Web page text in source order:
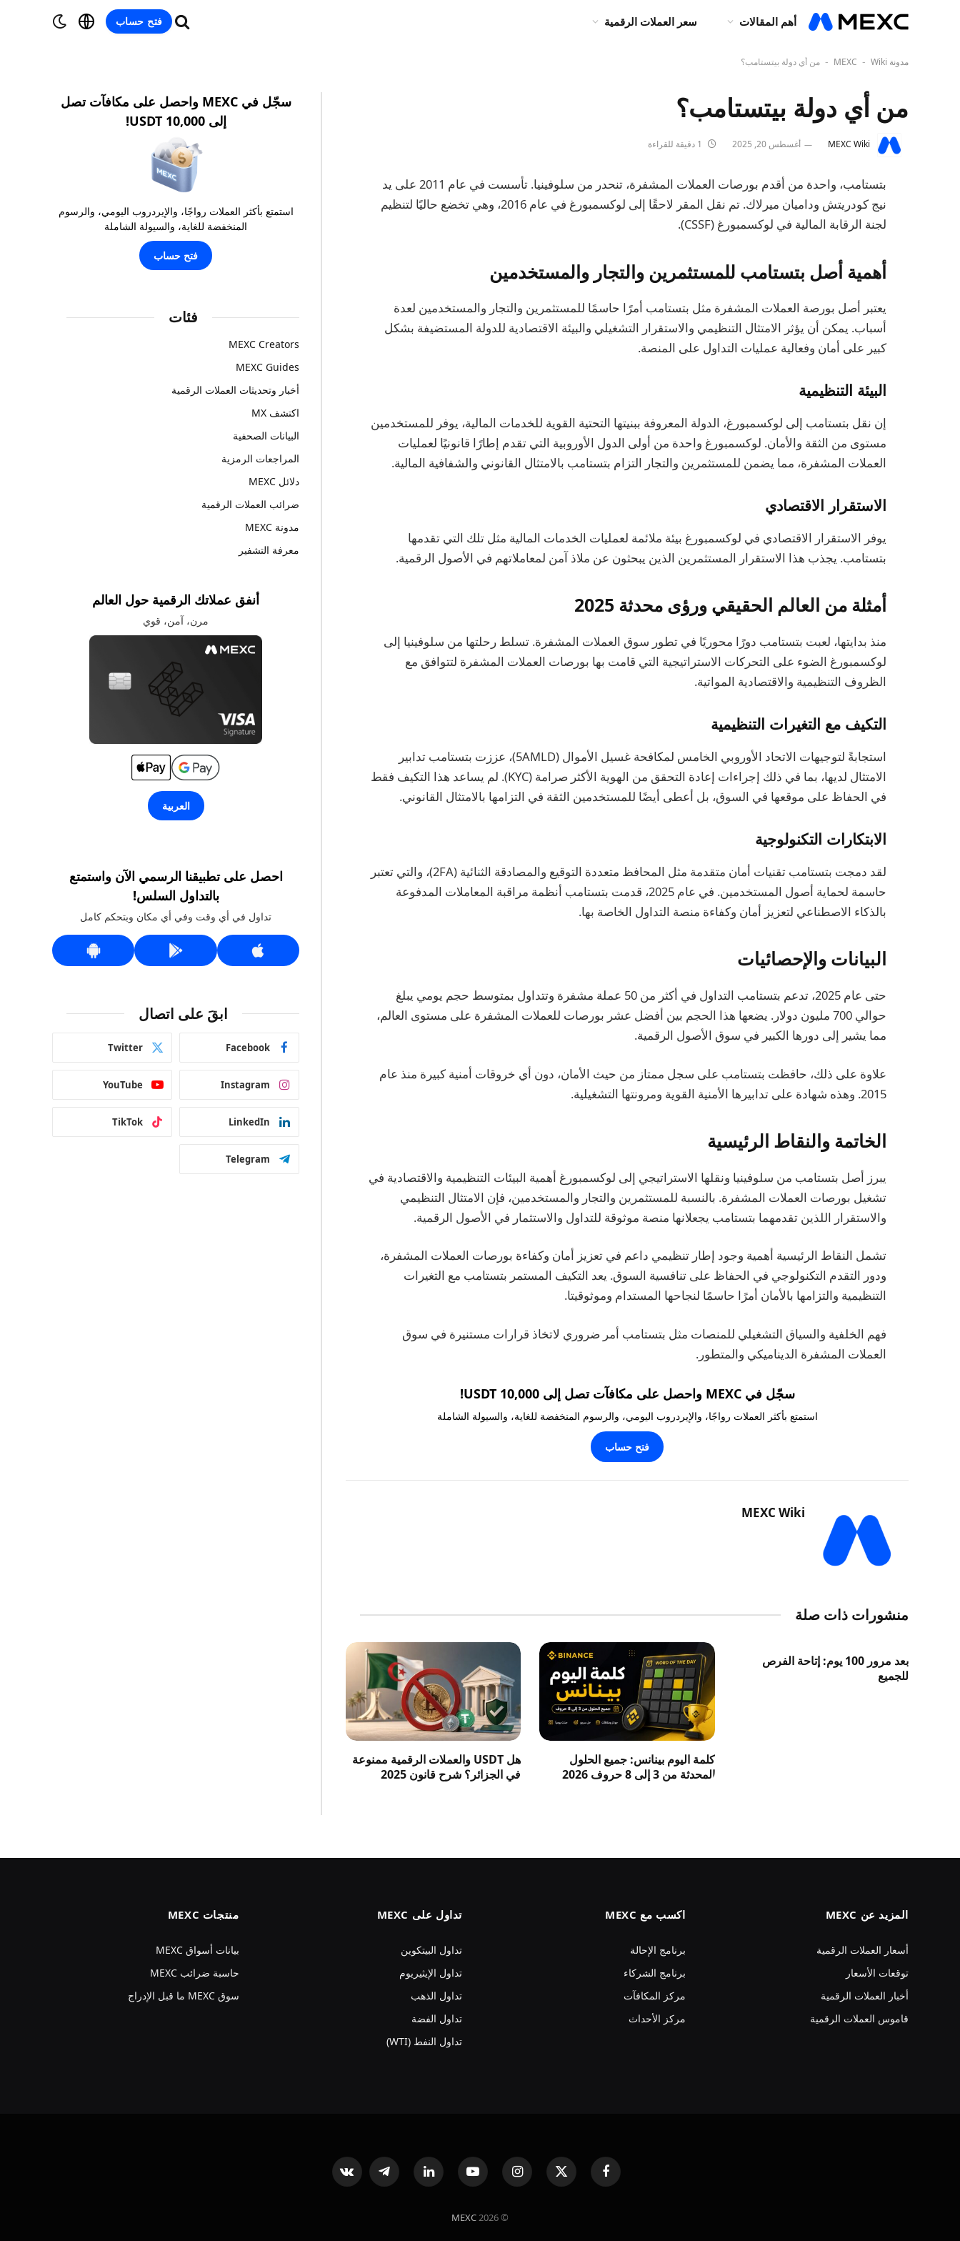
أهم المقالات سعر العملات الرقمية فتح حساب
مدونة MEXC - Wiki
- من أي دولة بيتستامب؟
من أي دولة بيتستامب؟
MEXC Wiki أغسطس 20, 2025
بتستامب، واحدة من أقدم بورصات العملات المشفرة، تنحدر من سلوفينيا. تأسست في عام 2011 على يد
نيج كودريتش وداميان ميرلاك. تم نقل المقر لاحقًا إلى لوكسمبورغ في عام 2016، وهي تخضع حاليًا لتنظيم
لجنة الرقابة المالية في لوكسمبورغ (CSSF).
أهمية أصل بتستامب للمستثمرين والتجار والمستخدمين
يعتبر أصل بورصة العملات المشفرة مثل بتستامب أمرًا حاسمًا للمستثمرين والتجار والمستخدمين لعدة
أسباب. يمكن أن يؤثر الامتثال التنظيمي والاستقرار التشغيلي والبيئة الاقتصادية للدولة المستضيفة بشكل
كبير على أمان وفعالية عمليات التداول على المنصة.
البيئة التنظيمية
إن نقل بتستامب إلى لوكسمبورغ، الدولة المعروفة ببنيتها التحتية القوية للخدمات المالية، يوفر للمستخدمين
مستوى من الثقة والأمان. لوكسمبورغ واحدة من أولى الدول الأوروبية التي تقدم إطارًا قانونيًا لعمليات
العملات المشفرة، مما يضمن للمستثمرين والتجار التزام بتستامب بالامتثال القانوني والشفافية المالية.
الاستقرار الاقتصادي
يوفر الاستقرار الاقتصادي في لوكسمبورغ بيئة ملائمة لعمليات الخدمات المالية مثل تلك التي تقدمها
بتستامب. يجذب هذا الاستقرار المستثمرين الذين يبحثون عن ملاذ آمن لمعاملاتهم في الأصول الرقمية.
أمثلة من العالم الحقيقي ورؤى محدثة 2025
منذ بدايتها، لعبت بتستامب دورًا محوريًا في تطور سوق العملات المشفرة. تسلط رحلتها من سلوفينيا إلى
لوكسمبورغ الضوء على التحركات الاستراتيجية التي قامت بها بورصات العملات المشفرة لتتوافق مع
الظروف التنظيمية والاقتصادية المواتية.
التكيف مع التغيرات التنظيمية
استجابةً لتوجيهات الاتحاد الأوروبي الخامس لمكافحة غسيل الأموال (5AMLD)، عززت بتستامب تدابير
الامتثال لديها، بما في ذلك إجراءات إعادة التحقق من الهوية الأكثر صرامة (KYC). لم يساعد هذا التكيف فقط
في الحفاظ على موقعها في السوق، بل أعطى أيضًا للمستخدمين الثقة في التزامها بالامتثال القانوني.
الابتكارات التكنولوجية
لقد دمجت بتستامب تقنيات أمان متقدمة مثل المحافظ متعددة التوقيع والمصادقة الثنائية (2FA)، والتي تعتبر
حاسمة لحماية أصول المستخدمين. في عام 2025، قدمت بتستامب أنظمة مراقبة المعاملات المدفوعة
بالذكاء الاصطناعي لتعزيز أمان وكفاءة منصة التداول الخاصة بها.
البيانات والإحصائيات
حتى عام 2025، تدعم بتستامب التداول في أكثر من 50 عملة مشفرة وتتداول بمتوسط حجم يومي يبلغ
حوالي 700 مليون دولار. يضعها هذا الحجم بين أفضل عشر بورصات للعملات المشفرة على مستوى العالم،
مما يشير إلى دورها الكبير في سوق الأصول الرقمية.
علاوة على ذلك، حافظت بتستامب على سجل ممتاز من حيث الأمان، دون أي خروقات أمنية كبيرة منذ عام
2015. وهذه شهادة على تدابيرها الأمنية القوية ومرونتها التشغيلية.
الخاتمة والنقاط الرئيسية
يبرز أصل بتستامب من سلوفينيا ونقلها الاستراتيجي إلى لوكسمبورغ أهمية البيئات التنظيمية والاقتصادية في
تشغيل بورصات العملات المشفرة. بالنسبة للمستثمرين والتجار والمستخدمين، فإن الامتثال التنظيمي
والاستقرار اللذين تقدمهما بتستامب يجعلانها منصة موثوقة للتداول والاستثمار في الأصول الرقمية.
تشمل النقاط الرئيسية أهمية وجود إطار تنظيمي داعم في تعزيز أمان وكفاءة بورصات العملات المشفرة،
ودور التقدم التكنولوجي في الحفاظ على تنافسية السوق. يعد التكيف المستمر بتستامب مع التغيرات
التنظيمية والتزامها بالأمان أمرًا حاسمًا لنجاحها المستدام وموثوقيتا.
فهم الخلفية والسياق التشغيلي للمنصات مثل بتستامب أمر ضروري لاتخاذ قرارات مستنيرة في سوق
العملات المشفرة الديناميكي والمتطور.
سجّل في MEXC واحصل على مكافآت تصل إلى 10,000 USDT!
استمتع بأكثر العملات رواجًا، والإيردروب اليومي، والرسوم المنخفضة للغاية، والسيولة الشاملة
فتح حساب
MEXC Wiki
منشورات ذات صلة
بعد مرور 100 يوم: إتاحة الفرص
للجميع
كلمة اليوم بينانس: جميع الحلول
المحدثة من 3 إلى 8 حروف 2026
هل USDT والعملات الرقمية ممنوعة
في الجزائر؟ شرح قانون 2025
سجّل في MEXC واحصل على مكافآت تصل
إلى 10,000 USDT!
استمتع بأكثر العملات رواجًا، والإيردروب اليومي، والرسوم
المنخفضة للغاية، والسيولة الشاملة
فتح حساب
فئات
MEXC Creators
MEXC Guides
أخبار وتحديثات العملات الرقمية
اكتشف MX
البيانات الصحفية
المراجعات الرمزية
دلائل MEXC
ضرائب العملات الرقمية
مدونة MEXC
معرفة التشفير
أنفق عملاتك الرقمية حول العالم
مرن، آمن، قوي
العربية
احصل على تطبيقنا الرسمي الآن واستمتع
بالتداول السلس!
تداول في أي وقت وفي أي مكان وبتحكم كامل
ابقَ على اتصال
Facebook
Twitter
Instagram
YouTube
LinkedIn
TikTok
Telegram
المزيد عن MEXC
أسعار العملات الرقمية
توقعات الأسعار
أخبار العملات الرقمية
قاموس العملات الرقمية
اكسب مع MEXC
برنامج الإحالة
برنامج الشركاء
مركز المكافآت
مركز الأحداث
تداول على MEXC
تداول البيتكوين
تداول الإيثيريوم
تداول الذهب
تداول الفضة
تداول النفط (WTI)
منتجات MEXC
بيانات أسواق MEXC
حاسبة ضرائب MEXC
سوق MEXC ما قبل الإدراج
فيسبوك
X
(Twitter)
الانستغرام يوتيوب لينكدإن تيلقرام VKontakte
© 2026
MEXC